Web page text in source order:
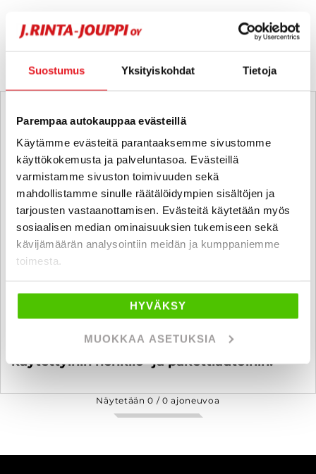
Suostumus Yksityiskohdat Tietoja
Parempaa autokauppaa evästeillä
Käytämme evästeitä parantaaksemme sivustomme
käyttökokemusta ja palveluntasoa. Evästeillä
varmistamme sivuston toimivuuden sekä
mahdollistamme sinulle räätälöidympien sisältöjen ja
tarjousten vastaanottamisen. Evästeitä käytetään myös
sosiaalisen median ominaisuuksien tukemiseen sekä
kävijämäärän analysointiin meidän ja kumppaniemme
toimesta.
HYVÄKSY
MUOKKAA ASETUKSIA
KATSO VASTAAVANLAISET AUTOT
6 kk koroton ja kuluton maksuaika
käytettyihin henkilö- ja pakettiautoihin!
Näytetään0 /0 ajoneuvoa